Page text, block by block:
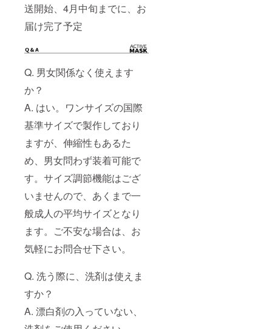
送開始、4月中旬までに、お
届け完了予定
Q. 男女関係なく使えます
か？
A. はい。ワンサイズの国際
基準サイズで製作しており
ますが、伸縮性もあるた
め、男女問わず装着可能で
す。サイズ調節機能はござ
いませんので、あくまで一
般成人の平均サイズとなり
ます。ご不安な場合は、お
気軽にお問合せ下さい。
Q. 洗う際に、洗剤は使えま
すか？
A. 漂白剤の入っていない、